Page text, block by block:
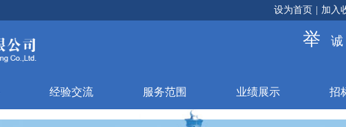
设为首页 加入
举
经验交流 服务范围 业绩展示 招